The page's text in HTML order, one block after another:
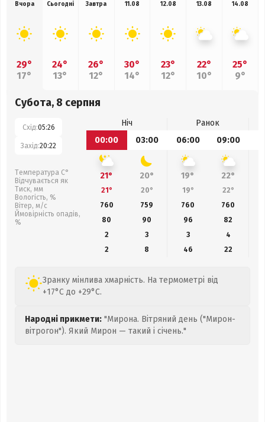
Вчора
29°
17°
Сьогодні
24°
13°
Завтра
26°
12°
11.08
30°
14°
12.08
23°
12°
13.08
22°
10°
14.08
25°
9°
Субота, 8 серпня
Схід:05:26
Захід:20:22
Температура С°
Відчувається як
Тиск, мм
Вологість, %
Вітер, м/с
Ймовірність опадів,
%
Ніч
Ранок
00:00
03:00 06:00 09:00
21° 20° 19° 22°
21° 20° 19° 22°
760
759 760 760
80
90 96 82
2
3 3
4
2
8 46 22
Зранку мінлива хмарність. На термометрі від
+17°C до +29°C.
Народні прикмети: "Мирона. Вітряний день ("Мирон-
вітрогон"). Який Мирон — такий і січень."